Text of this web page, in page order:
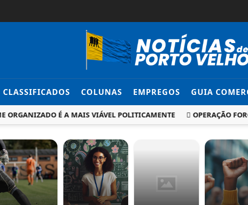
CLASSIFICADOS COLUNAS EMPREGOS GUIA
É A MAIS VIÁVEL POLITICAMENTE OPERAÇÃO